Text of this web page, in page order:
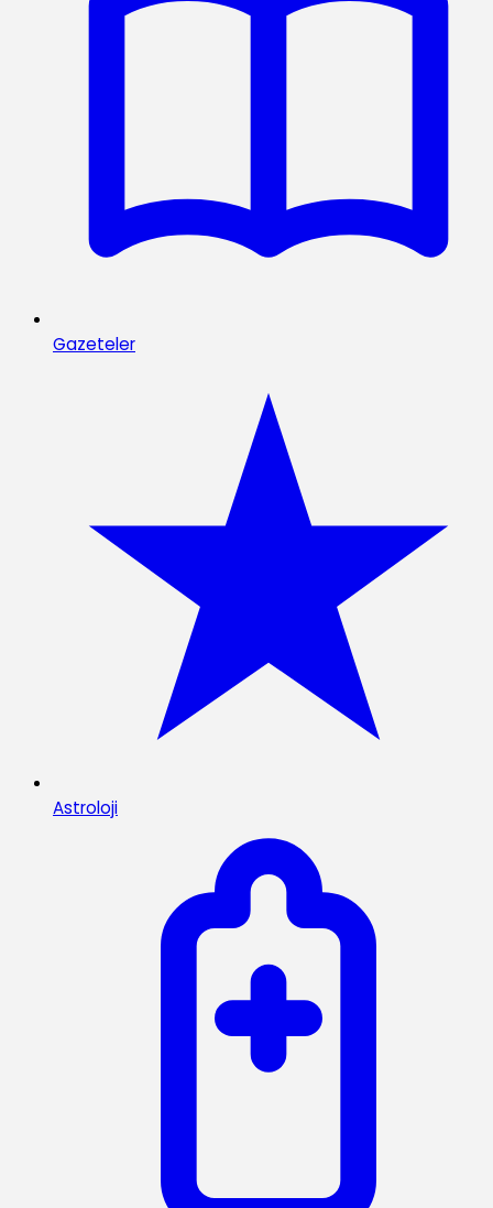
Gazeteler
Astroloji